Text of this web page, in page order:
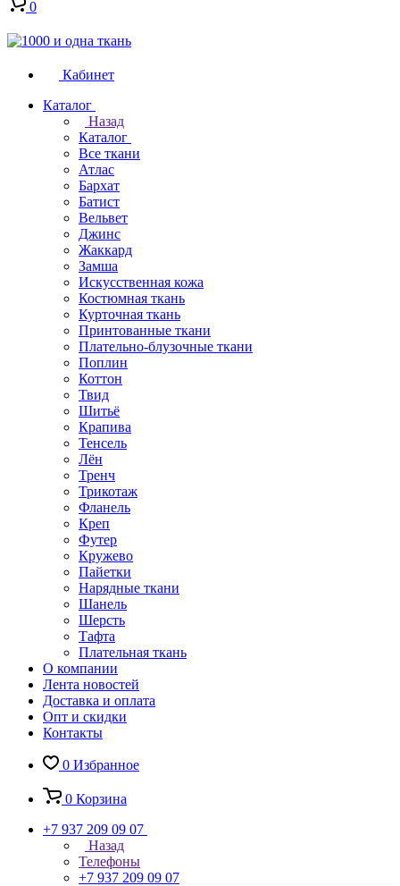
0
Кабинет
Каталог
Назад
Каталог
Все ткани
Атлас
Бархат
Батист
Вельвет
Джинс
Жаккард
Замша
Искусственная кожа
Костюмная ткань
Курточная ткань
Принтованные ткани
Плательно-блузочные ткани
Поплин
Коттон
Твид
Шитьё
Крапива
Тенсель
Лён
Тренч
Трикотаж
Фланель
Креп
Футер
Кружево
Пайетки
Нарядные ткани
Шанель
Шерсть
Тафта
Плательная ткань
О компании
Лента новостей
Доставка и оплата
Опт и скидки
Контакты
0 Избранное
0 Корзина
+7 937 209 09 07
Назад
Телефоны
+7 937 209 09 07